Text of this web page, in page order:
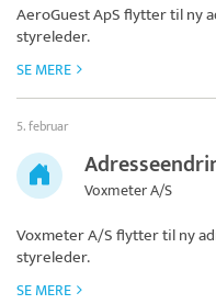
AeroGuest ApSflytter til ny
styreleder.
SE MERE
5. februar
Voxmeter A/S
Voxmeter A/Sflytter til ny
styreleder.
SE MERE